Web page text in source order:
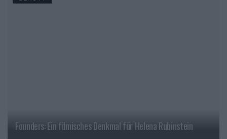
Founders: Ein filmisches Denkmal für Helena Rubinstein